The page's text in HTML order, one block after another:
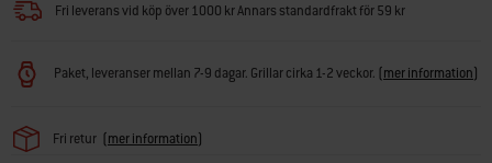
Fri leverans vid köp över 1000 kr Annars standardfrakt för 59 kr
Paket, leveranser mellan 7-9 dagar. Grillar cirka 1-2 veckor. (mer information)
Fri retur (mer information)